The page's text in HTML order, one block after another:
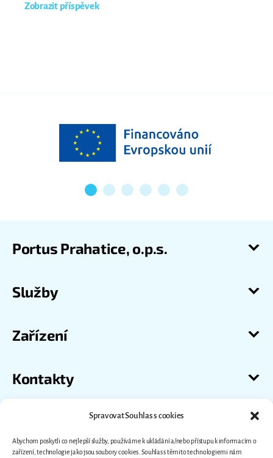
Spravovat Souhlas s cookies
Abychom poskytli co nejlepší služby, používáme k ukládání a/nebo přístupu k informacím o
zařízení, technologie jako jsou soubory cookies. Souhlas s těmito technologiemi nám
Zobrazit příspěvek
Portus Prahatice, o.p.s.
Služby
Zařízení
Kontakty